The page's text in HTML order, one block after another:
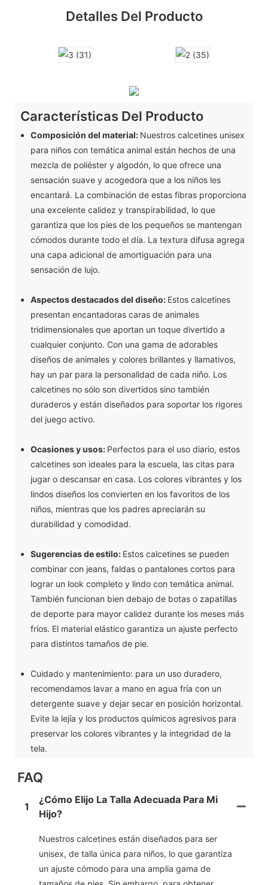
Detalles Del Producto
Características Del Producto
Composición del material: Nuestros calcetines unisex
para niños con temática animal están hechos de una
mezcla de poliéster y algodón, lo que ofrece una
sensación suave y acogedora que a los niños les
encantará. La combinación de estas fibras proporciona
una excelente calidez y transpirabilidad, lo que
garantiza que los pies de los pequeños se mantengan
cómodos durante todo el día. La textura difusa agrega
una capa adicional de amortiguación para una
sensación de lujo.
Aspectos destacados del diseño: Estos calcetines
presentan encantadoras caras de animales
tridimensionales que aportan un toque divertido a
cualquier conjunto. Con una gama de adorables
diseños de animales y colores brillantes y llamativos,
hay un par para la personalidad de cada niño. Los
calcetines no sólo son divertidos sino también
duraderos y están diseñados para soportar los rigores
del juego activo.
Ocasiones y usos: Perfectos para el uso diario, estos
calcetines son ideales para la escuela, las citas para
jugar o descansar en casa. Los colores vibrantes y los
lindos diseños los convierten en los favoritos de los
niños, mientras que los padres apreciarán su
durabilidad y comodidad.
Sugerencias de estilo: Estos calcetines se pueden
combinar con jeans, faldas o pantalones cortos para
lograr un look completo y lindo con temática animal.
También funcionan bien debajo de botas o zapatillas
de deporte para mayor calidez durante los meses más
fríos. El material elástico garantiza un ajuste perfecto
para distintos tamaños de pie.
Cuidado y mantenimiento: para un uso duradero,
recomendamos lavar a mano en agua fría con un
detergente suave y dejar secar en posición horizontal.
Evite la lejía y los productos químicos agresivos para
preservar los colores vibrantes y la integridad de la
tela.
FAQ
1
¿Cómo Elijo La Talla Adecuada Para Mi
Hijo?
Nuestros calcetines están diseñados para ser
unisex, de talla única para niños, lo que garantiza
un ajuste cómodo para una amplia gama de